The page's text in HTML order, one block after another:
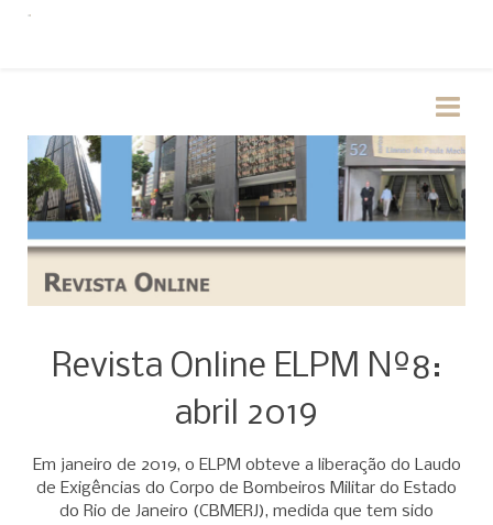
Revista Online ELPM Nº8:
abril 2019
Em janeiro de 2019, o ELPM obteve a liberação do Laudo
de Exigências do Corpo de Bombeiros Militar do Estado
do Rio de Janeiro (CBMERJ), medida que tem sido